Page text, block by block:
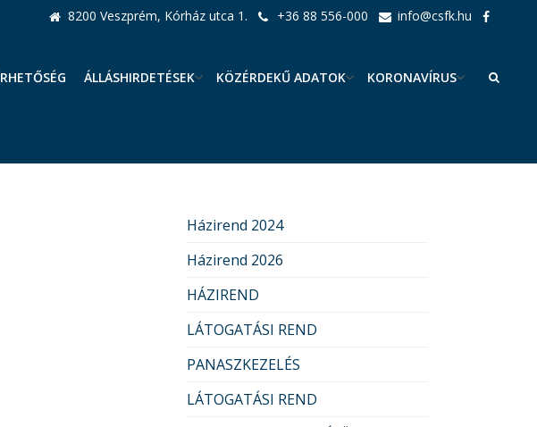
8200 Veszprém, Kórház utca 1. +36 88 556-000 info@csfk.hu
ÁLLÁSHIRDETÉSEK KÖZÉRDEKŰ ADATOK KORONAVÍRUS
Házirend 2024
Házirend 2026
HÁZIREND
LÁTOGATÁSI REND
PANASZKEZELÉS
LÁTOGATÁSI REND